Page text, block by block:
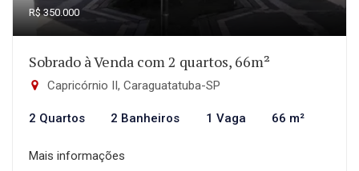
R$ 350.000
Sobrado à Venda com 2 quartos, 66m²
Capricórnio II, Caraguatatuba-SP
2 Quartos 2 Banheiros 1 Vaga 66 m²
Mais informações